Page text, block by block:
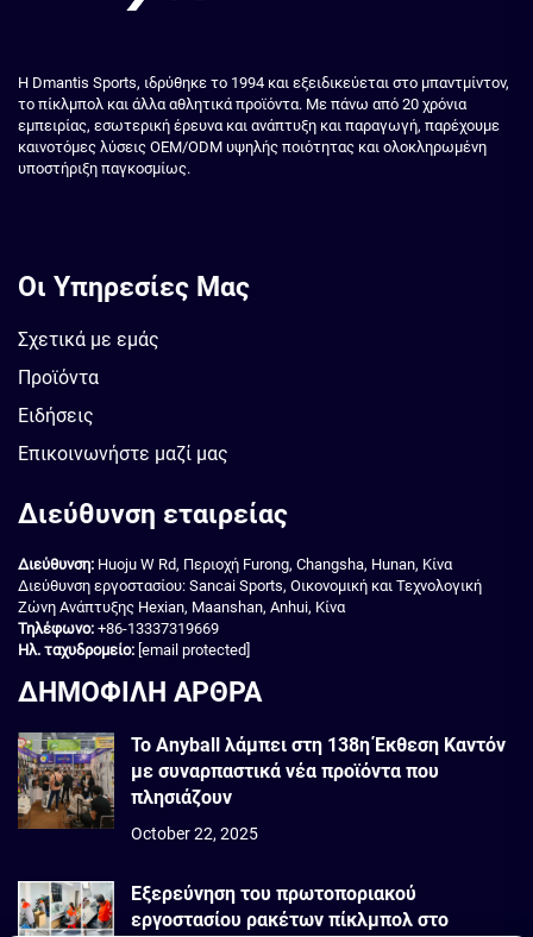
Η Dmantis Sports, ιδρύθηκε το 1994 και εξειδικεύεται στο μπαντμίντον,
το πίκλμπολ και άλλα αθλητικά προϊόντα. Με πάνω από 20 χρόνια
εμπειρίας, εσωτερική έρευνα και ανάπτυξη και παραγωγή, παρέχουμε
καινοτόμες λύσεις OEM/ODM υψηλής ποιότητας και ολοκληρωμένη
υποστήριξη παγκοσμίως.
Οι Υπηρεσίες Μας
Σχετικά με εμάς
Προϊόντα
Ειδήσεις
Επικοινωνήστε μαζί μας
Διεύθυνση εταιρείας
Διεύθυνση: Huoju W Rd, Περιοχή Furong, Changsha, Hunan, Κίνα
Διεύθυνση εργοστασίου: Sancai Sports, Οικονομική και Τεχνολογική
Ζώνη Ανάπτυξης Hexian, Maanshan, Anhui, Κίνα
Τηλέφωνο: +86-13337319669
Ηλ. ταχυδρομείο: [email protected]
ΔΗΜΟΦΙΛΗ ΑΡΘΡΑ
Το Anyball λάμπει στη 138η Έκθεση Καντόν
με συναρπαστικά νέα προϊόντα που
πλησιάζουν
October 22, 2025
Εξερεύνηση του πρωτοποριακού
εργοστασίου ρακέτων πίκλμπολ στο